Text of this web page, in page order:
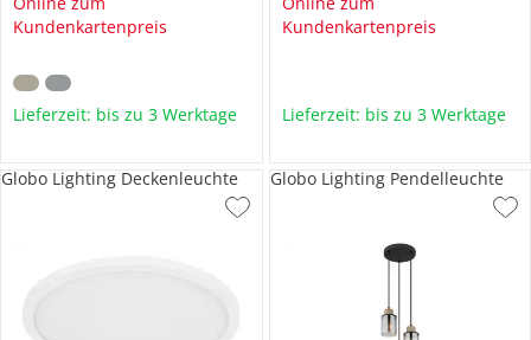
Kundenkartenpreis
Lieferzeit: bis zu 3 Werktage
Kundenkartenpreis
Lieferzeit: bis zu 3 Werktage
Globo Lighting Deckenleuchte Globo Lighting Pendelleuchte